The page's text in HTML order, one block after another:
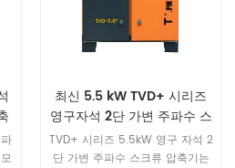
최신 5.5 kW TVD+ 시리즈
영구자석 2단 가변 주파수 스
크류 공기 압축기
TVD+ 시리즈 5.5kW 영구 자석 2
단 가변 주파수 스크류 압축기는